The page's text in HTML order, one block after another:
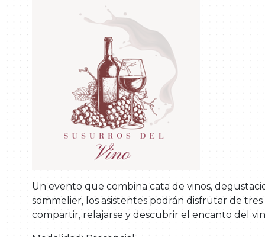
Un evento que combina cata de vinos,
sommelier, los asistentes podrán disfrutar de
compartir, relajarse y descubrir el encanto del